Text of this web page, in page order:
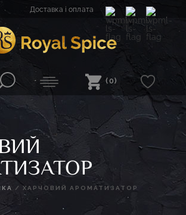
Доставка і оплата
Spice
(0)
/ ХАРЧОВИЙ АРОМАТИЗАТОР